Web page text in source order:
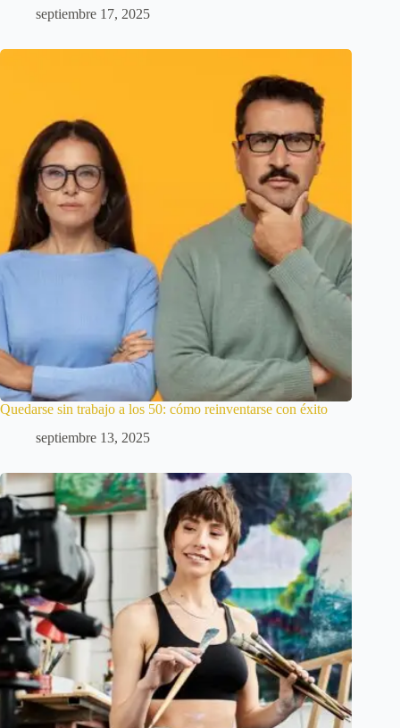
septiembre 17, 2025
Quedarse sin trabajo a los 50: cómo reinventarse con éxito
septiembre 13, 2025